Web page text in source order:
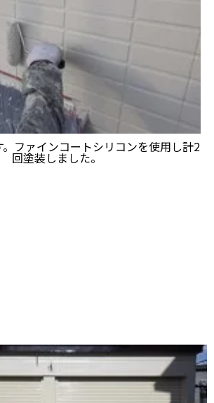
ファインコートシリコンを使用し計2
回塗装しました。